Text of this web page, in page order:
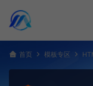
首页 模板专区